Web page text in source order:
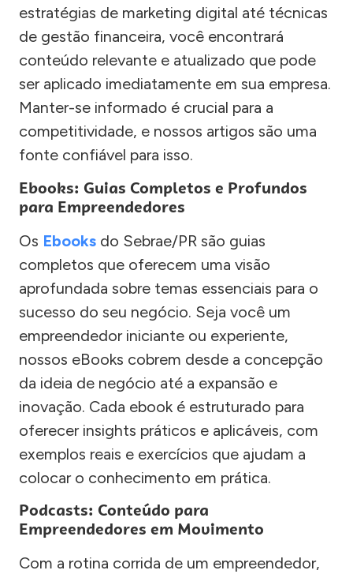
estratégias de marketing digital até técnicas
de gestão financeira, você encontrará
conteúdo relevante e atualizado que pode
ser aplicado imediatamente em sua empresa.
Manter-se informado é crucial para a
competitividade, e nossos artigos são uma
fonte confiável para isso.
Ebooks: Guias Completos e Profundos
para Empreendedores
Os Ebooks do Sebrae/PR são guias
completos que oferecem uma visão
aprofundada sobre temas essenciais para o
sucesso do seu negócio. Seja você um
empreendedor iniciante ou experiente,
nossos eBooks cobrem desde a concepção
da ideia de negócio até a expansão e
inovação. Cada ebook é estruturado para
oferecer insights práticos e aplicáveis, com
exemplos reais e exercícios que ajudam a
colocar o conhecimento em prática.
Podcasts: Conteúdo para
Empreendedores em Movimento
Com a rotina corrida de um empreendedor,